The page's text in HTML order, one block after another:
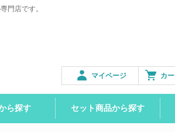
門店です。
カ
マイページ
ら探す セット商品から探す